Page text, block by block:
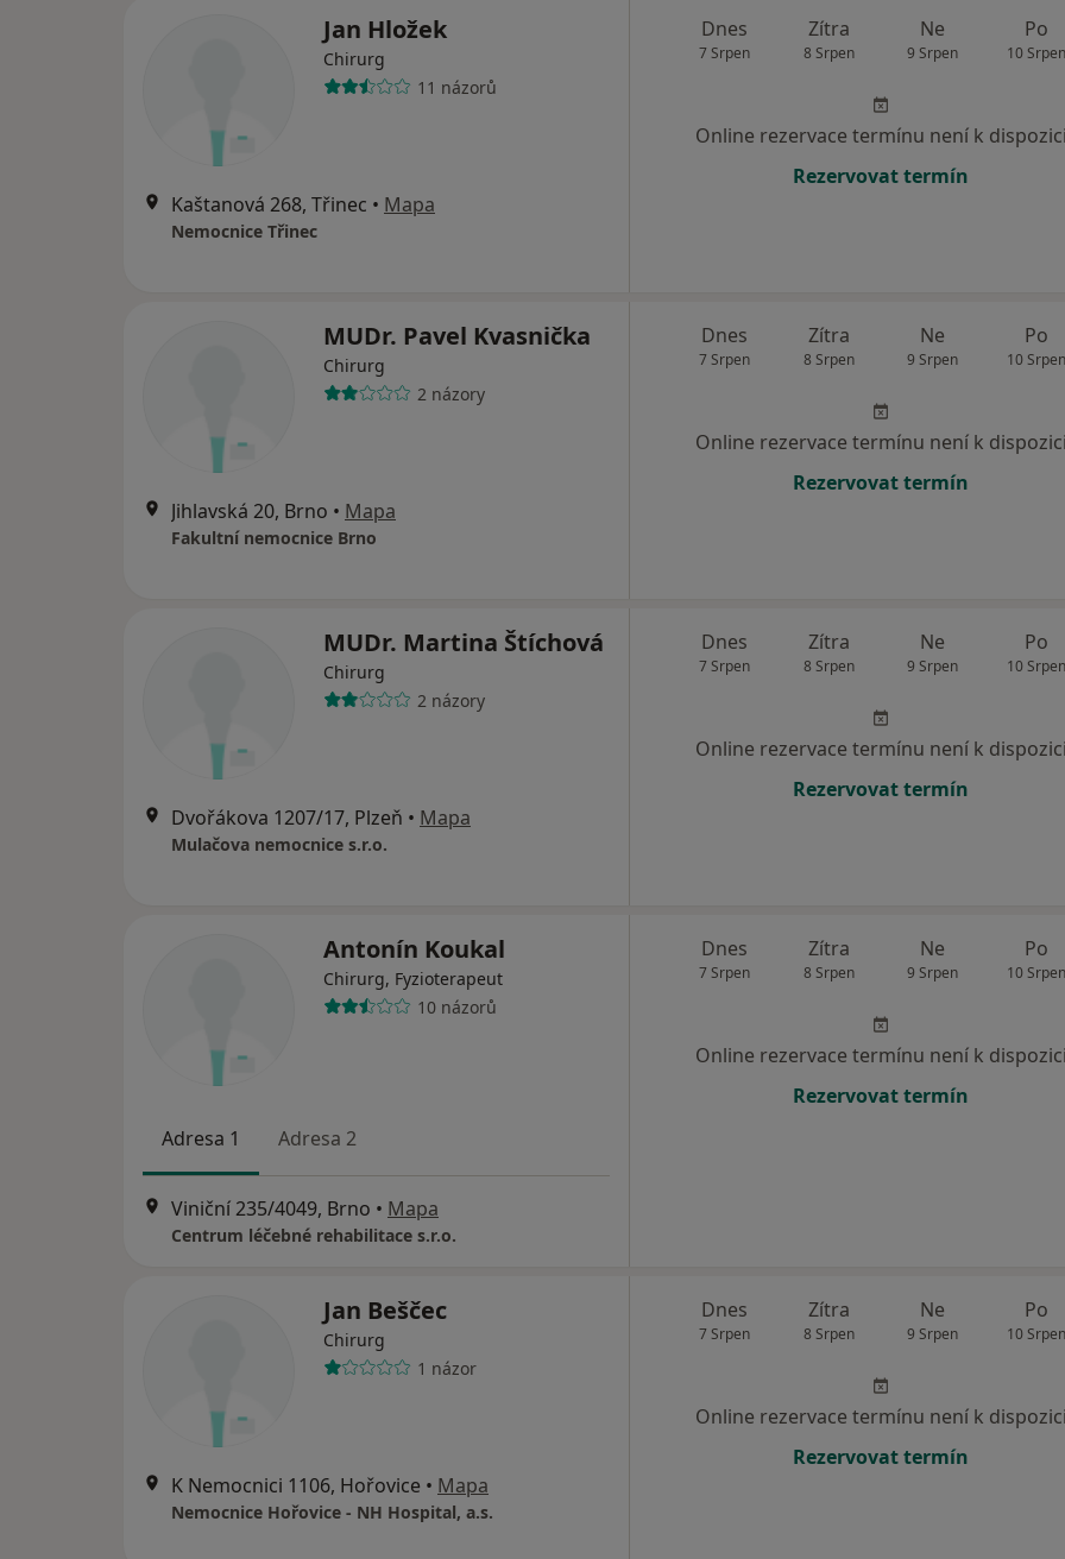
Jan Hložek
Chirurg
11 názorů
Kaštanová 268, Třinec • Mapa
Nemocnice Třinec
Dnes
7 Srpen
Zítra
8 Srpen
Ne
9 Srpen
Po
10 Srpen
Online rezervace termínu není k dispozici
Rezervovat termín
MUDr. Pavel Kvasnička
Chirurg
2 názory
Jihlavská 20, Brno • Mapa
Fakultní nemocnice Brno
Dnes
7 Srpen
Zítra
8 Srpen
Ne
9 Srpen
Po
10 Srpen
Online rezervace termínu není k dispozici
Rezervovat termín
MUDr. Martina Štíchová
Chirurg
2 názory
Dvořákova 1207/17, Plzeň • Mapa
Mulačova nemocnice s.r.o.
Dnes
7 Srpen
Zítra
8 Srpen
Ne
9 Srpen
Po
10 Srpen
Online rezervace termínu není k dispozici
Rezervovat termín
Antonín Koukal
Chirurg, Fyzioterapeut
10 názorů
Adresa 1 Adresa 2
Viniční 235/4049, Brno • Mapa
Centrum léčebné rehabilitace s.r.o.
Dnes
7 Srpen
Zítra
8 Srpen
Ne
9 Srpen
Po
10 Srpen
Online rezervace termínu není k dispozici
Rezervovat termín
Jan Beščec
Chirurg
1 názor
K Nemocnici 1106, Hořovice • Mapa
Nemocnice Hořovice - NH Hospital, a.s.
Dnes
7 Srpen
Zítra
8 Srpen
Ne
9 Srpen
Po
10 Srpen
Online rezervace termínu není k dispozici
Rezervovat termín